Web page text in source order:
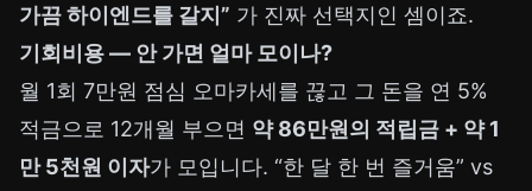
가끔 하이엔드를 갈지” 가 진짜 선택지인 셈이죠.
기회비용 — 안 가면 얼마 모이나?
월 1회 7만원 점심 오마카세를 끊고 그 돈을 연 5%
적금으로 12개월 부으면 약 86만원의 적립금 + 약 1
만 5천원 이자가 모입니다. “한 달 한 번 즐거움” vs